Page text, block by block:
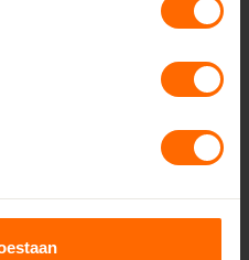
in onze eigen
Met onze fabrieken in
Wij maken kunststof
werkdagen af bij een van